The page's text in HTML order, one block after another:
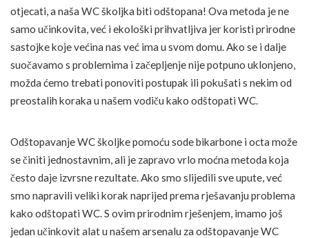
otjecati, a naša WC školjka biti odštopana! Ova metoda je ne
samo učinkovita, već i ekološki prihvatljiva jer koristi prirodne
sastojke koje većina nas već ima u svom domu. Ako se i dalje
suočavamo s problemima i začepljenje nije potpuno uklonjeno,
možda ćemo trebati ponoviti postupak ili pokušati s nekim od
preostalih koraka u našem vodiču kako odštopati WC.
Odštopavanje WC školjke pomoću sode bikarbone i octa može
se činiti jednostavnim, ali je zapravo vrlo moćna metoda koja
često daje izvrsne rezultate. Ako smo slijedili sve upute, već
smo napravili veliki korak naprijed prema rješavanju problema
kako odštopati WC. S ovim prirodnim rješenjem, imamo još
jedan učinkovit alat u našem arsenalu za odštopavanje WC